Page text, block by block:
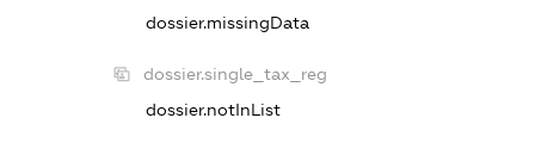
dossier.missingData
dossier.single_tax_reg
dossier.notInList